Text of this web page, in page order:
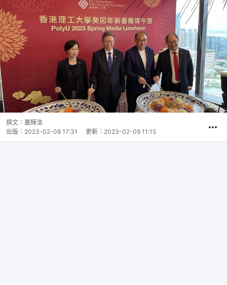
撰文： 蕭輝浩
出版： 2023-02-08 17:31 更新： 2023-02-09 11:15